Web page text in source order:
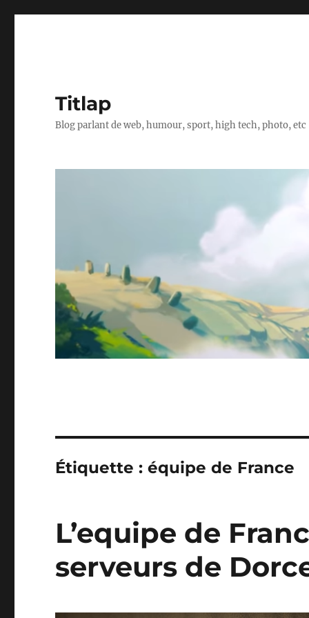
Titlap
Blog parlant de web, humour, sport, high tech, photo, etc
Étiquette :équipe de France
L’equipe de
serveurs de